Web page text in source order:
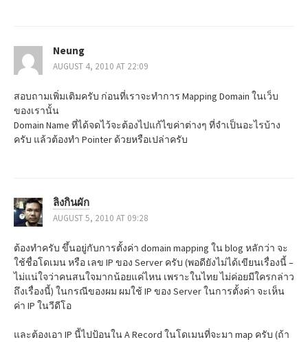
g
t
i
n
Neung
AUGUST 4, 2010 AT 22:09
สอบถามเพิ่มเติมครับ ก่อนที่เราจะทำการ Mapping Domain ในเว็บ
ของเรานั้น
Domain Name ที่ได้จดไว้จะต้องไปแก้ไขค่าต่างๆ ที่จำเป็นอะไรบ้าง
ครับ แล้วต้องทำ Pointer ด้วยหรือเปล่าครับ
ลิงกินผัก
AUGUST 5, 2010 AT 09:28
ต้องทำครับ ขึ้นอยู่กับการตั้งค่า domain mapping ใน blog หลักว่า จะ
ใช้ชื่อโดเมน หรือ เลข IP ของ Server ครับ (พอดียังไม่ได้เขียนเรื่องนี้ –
ไม่แน่ใจว่าคนสนใจมากน้อยแค่ไหน เพราะในไทย ไม่ค่อยมีใครกล่าว
ถึงเรื่องนี้) ในกรณีของผม ผมใช้ IP ของ Server ในการตั้งค่า จะเห็น
ค่า IP ในวีดีโอ
และต้องเอา IP นี้ไปป้อนใน A Record ในโดเมนที่จะมา map ครับ (ถ้า